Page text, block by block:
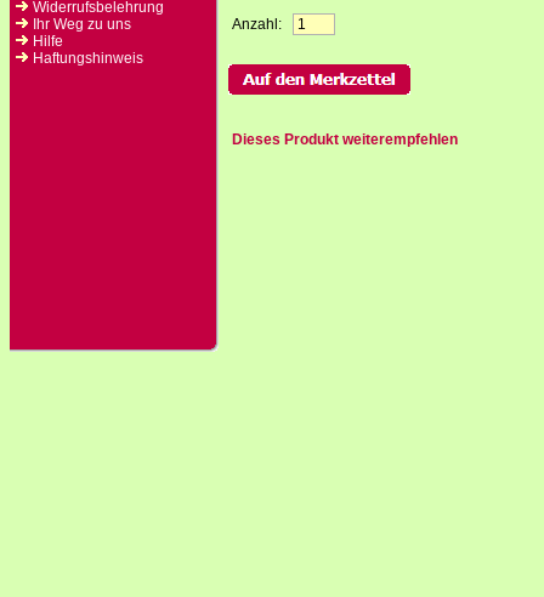
Widerrufsbelehrung
Ihr Weg zu uns
Hilfe
Haftungshinweis
Anzahl:
Dieses Produkt weiterempfehlen